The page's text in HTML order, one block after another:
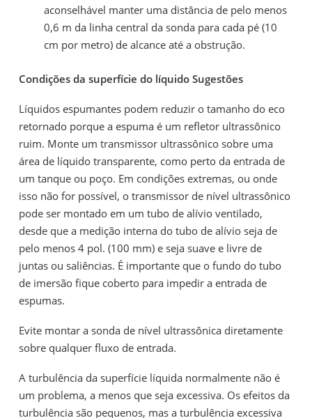
aconselhável manter uma distância de pelo menos
0,6 m da linha central da sonda para cada pé (10
cm por metro) de alcance até a obstrução.
Condições da superfície do líquido Sugestões
Líquidos espumantes podem reduzir o tamanho do eco
retornado porque a espuma é um refletor ultrassônico
ruim. Monte um transmissor ultrassônico sobre uma
área de líquido transparente, como perto da entrada de
um tanque ou poço. Em condições extremas, ou onde
isso não for possível, o transmissor de nível ultrassônico
pode ser montado em um tubo de alívio ventilado,
desde que a medição interna do tubo de alívio seja de
pelo menos 4 pol. (100 mm) e seja suave e livre de
juntas ou saliências. É importante que o fundo do tubo
de imersão fique coberto para impedir a entrada de
espumas.
Evite montar a sonda de nível ultrassônica diretamente
sobre qualquer fluxo de entrada.
A turbulência da superfície líquida normalmente não é
um problema, a menos que seja excessiva. Os efeitos da
turbulência são pequenos, mas a turbulência excessiva